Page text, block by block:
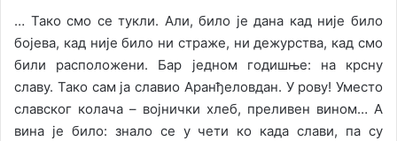
… Тако смо се тукли. Али, било је дана кад није било
бојева, кад није било ни страже, ни дежурства, кад смо
били расположени. Бар једном годишње: на крсну
славу. Тако сам ја славио Аранђеловдан. У рову! Уместо
славског колача – војнички хлеб, преливен вином… А
вина је било: знало се у чети ко када слави, па су